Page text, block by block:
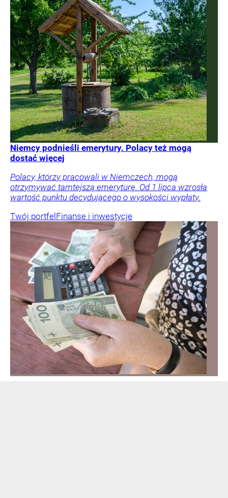
Niemcy podnieśli emerytury. Polacy też mogą
dostać więcej
Polacy, którzy pracowali w Niemczech, mogą
otrzymywać tamtejszą emeryturę. Od 1 lipca wzrosła
wartość punktu decydującego o wysokości wypłaty.
Twój portfelFinanse i inwestycje